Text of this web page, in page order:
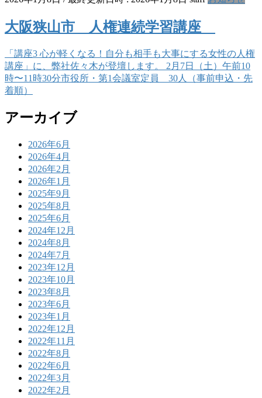
大阪狭山市 人権連続学習講座
「講座3 心が軽くなる！自分も相手も大事にする女性の人権
講座」に、弊社佐々木が登壇します。 2月7日（土）午前10
時〜11時30分市役所・第1会議室定員 30人（事前申込・先
着順）
アーカイブ
2026年6月
2026年4月
2026年2月
2026年1月
2025年9月
2025年8月
2025年6月
2024年12月
2024年8月
2024年7月
2023年12月
2023年10月
2023年8月
2023年6月
2023年1月
2022年12月
2022年11月
2022年8月
2022年6月
2022年3月
2022年2月